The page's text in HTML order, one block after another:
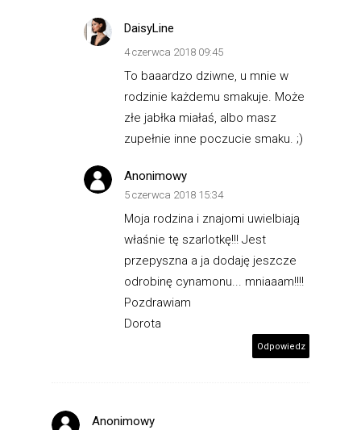
DaisyLine
4 czerwca 2018 09:45
To baaardzo dziwne, u mnie w
rodzinie każdemu smakuje. Może
złe jabłka miałaś, albo masz
zupełnie inne poczucie smaku. ;)
Anonimowy
5 czerwca 2018 15:34
Moja rodzina i znajomi uwielbiają
właśnie tę szarlotkę!!! Jest
przepyszna a ja dodaję jeszcze
odrobinę cynamonu... mniaaam!!!!
Pozdrawiam
Dorota
Odpowiedz
Anonimowy